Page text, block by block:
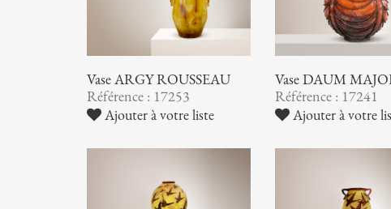
Vase ARGY ROUSSEAU
Référence : 17253
Ajouter à votre liste
Vase DAUM
Référence : 17241
Ajouter à votre